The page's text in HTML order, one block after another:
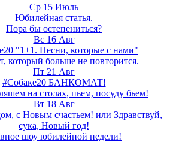
Ср 15 Июль
Юбилейная статья.
Пора бы остепениться?
Вс 16 Авг
"1+1. Песни, которые с нами"
который больше не повторится.
Пт 21 Авг
#Собаке20 БАНКОМАТ!
на столах, пьем, посуду бьем!
Вт 18 Авг
с Новым счастьем! или Здравствуй,
сука, Новый год!
шоу юбилейной недели!